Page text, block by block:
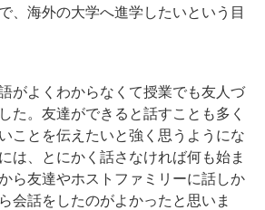
、海外の大学へ進学したいという目
がよくわからなくて授業でも友人づ
た。友達ができると話すことも多く
ことを伝えたいと強く思うようにな
は、とにかく話さなければ何も始ま
ら友達やホストファミリーに話しか
会話をしたのがよかったと思いま